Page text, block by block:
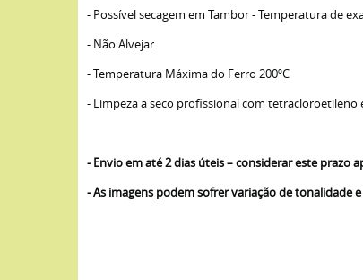
- Possível secagem em Tambor - Temperatura de
- Não Alvejar
- Temperatura Máxima do Ferro 200ºC
- Limpeza a seco profissional com tetracloroetileno
- Envio em até 2 dias úteis – considerar este prazo
- As imagens podem sofrer variação de tonalidade